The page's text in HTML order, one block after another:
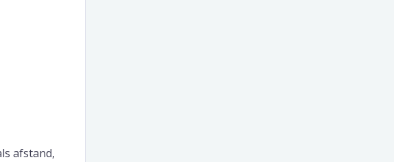
afstand,